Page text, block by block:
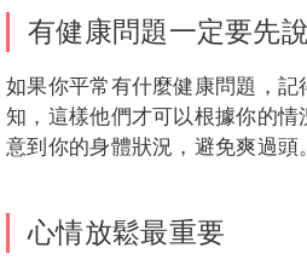
有健康問題一定要先說
如果你平常有什麼健康問題，
知，這樣他們才可以根據你的
意到你的身體狀況，避免爽過頭。
心情放鬆最重要